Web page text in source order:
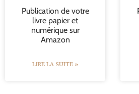
Publication de votre
livre papier et
numérique sur
Amazon
LIRE LA SUITE »